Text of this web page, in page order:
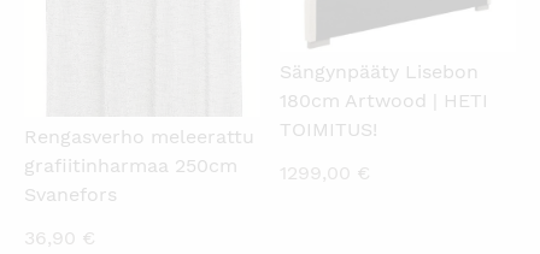
Rengasverho meleerattu
grafiitinharmaa 250cm
Svanefors
36,90 €
Sängynpääty Lisebon
180cm Artwood | HETI
TOIMITUS!
1299,00 €